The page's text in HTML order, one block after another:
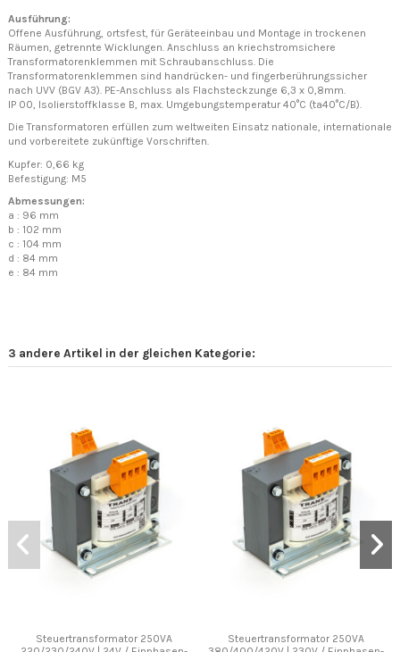
Ausführung:
Offene Ausführung, ortsfest, für Geräteeinbau und Montage in trockenen
Räumen, getrennte Wicklungen. Anschluss an kriechstromsichere
Transformatorenklemmen mit Schraubanschluss. Die
Transformatorenklemmen sind handrücken- und fingerberührungssicher
nach UVV (BGV A3). PE-Anschluss als Flachsteckzunge 6,3 x 0,8mm.
IP 00, Isolierstoffklasse B, max. Umgebungstemperatur 40°C (ta40°C/B).
Die Transformatoren erfüllen zum weltweiten Einsatz nationale, internationale
und vorbereitete zukünftige Vorschriften.
Kupfer: 0,66 kg
Befestigung: M5
Abmessungen:
a : 96 mm
b : 102 mm
c : 104 mm
d : 84 mm
e : 84 mm
3 andere Artikel in der gleichen Kategorie:
Steuertransformator 250VA
Steuertransformator 250VA